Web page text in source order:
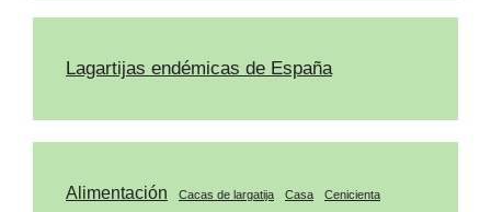
Lagartijas endémicas de España
Alimentación Cacas de largatija Casa Cenicienta